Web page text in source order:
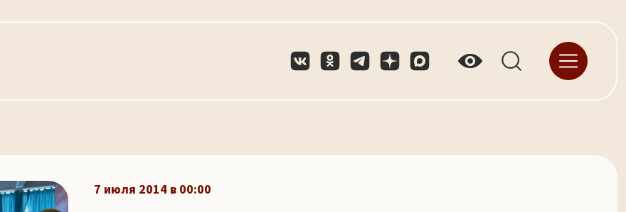
7 июля 2014 в 00:00